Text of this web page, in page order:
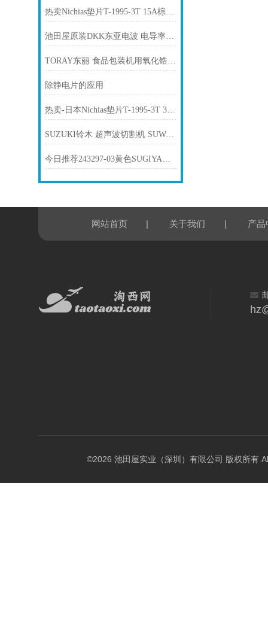
热卖Nichias垫片T-1995-3T 15A棕色低蠕变垫片
池田屋原装DKK东亚电波 电导率计 AA1F-2产品介绍技术参数
TORAY东丽 食品包装机用氧化锆氧气浓度计 LF-200
除静电片的应用
热卖-日本Nichias垫片T-1995-3T 32A低蠕变垫片
SUZUKI铃木 超声波切割机 SUW-30CT
今日推荐243297-03黄色SUGIYAMA杉山电机 电机传感器感应线
网站首页 | 关于我们 | 产品
©2026 池田屋实业（深圳）有限公司 版权所有